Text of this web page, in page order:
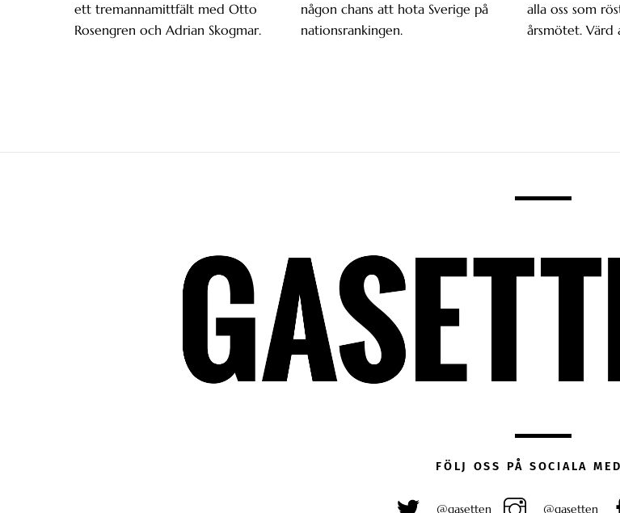
ett tremannamittfält med Otto
Rosengren och Adrian Skogmar.
någon chans att hota Sverige på
nationsrankingen.
alla oss som
årsmötet. Värd
FÖLJ OSS PÅ SOCIALA
@gasetten @gasetten